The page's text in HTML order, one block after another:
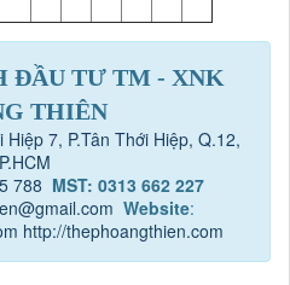
ĐẦU TƯ TM - XNK
THIÊN
7, P.Tân Thới Hiệp, Q.12,
788 MST: 0313 662 227
Website:
http://thephoangthien.com